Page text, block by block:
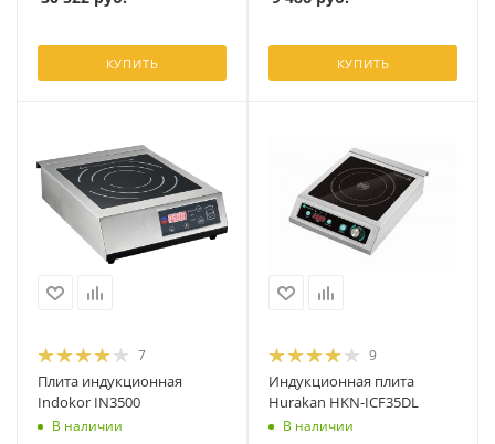
КУПИТЬ КУПИТЬ
7
Плита индукционная
Indokor IN3500
В наличии
9
Индукционная плита
Hurakan HKN-ICF35DL
В наличии